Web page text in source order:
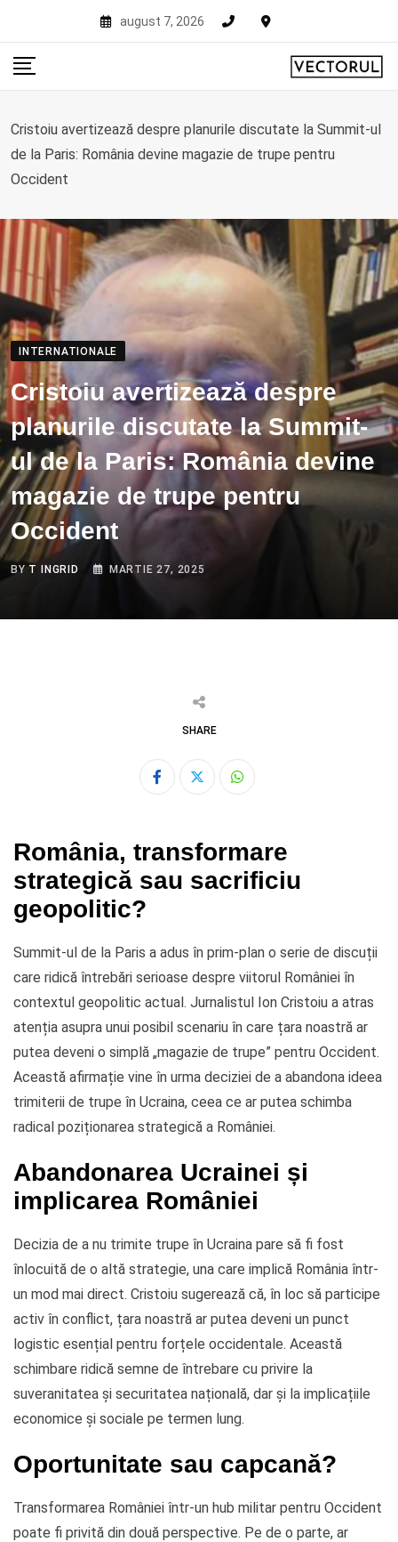
content
august 7, 2026
Cristoiu avertizează despre planurile discutate la Summit-ul
de la Paris: România devine magazie de trupe pentru
Occident
INTERNATIONALE
Cristoiu avertizează despre
planurile discutate la Summit-
ul de la Paris: România devine
magazie de trupe pentru
Occident
BY T INGRID MARTIE 27, 2025
SHARE
Whatsapp
România, transformare
strategică sau sacrificiu
geopolitic?
Summit-ul de la Paris a adus în prim-plan o serie de discuții
care ridică întrebări serioase despre viitorul României în
contextul geopolitic actual. Jurnalistul Ion Cristoiu a atras
atenția asupra unui posibil scenariu în care țara noastră ar
putea deveni o simplă „magazie de trupe” pentru Occident.
Această afirmație vine în urma deciziei de a abandona ideea
trimiterii de trupe în Ucraina, ceea ce ar putea schimba
radical poziționarea strategică a României.
Abandonarea Ucrainei și
implicarea României
Decizia de a nu trimite trupe în Ucraina pare să fi fost
înlocuită de o altă strategie, una care implică România într-
un mod mai direct. Cristoiu sugerează că, în loc să participe
activ în conflict, țara noastră ar putea deveni un punct
logistic esențial pentru forțele occidentale. Această
schimbare ridică semne de întrebare cu privire la
suveranitatea și securitatea națională, dar și la implicațiile
economice și sociale pe termen lung.
Oportunitate sau capcană?
Transformarea României într-un hub militar pentru Occident
poate fi privită din două perspective. Pe de o parte, ar